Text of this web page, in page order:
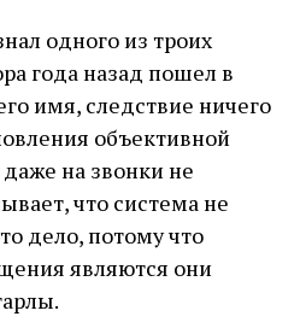
одного из троих
года назад пошел в
имя, следствие ничего
объективной
на звонки не
что система не
дело, потому что
являются они